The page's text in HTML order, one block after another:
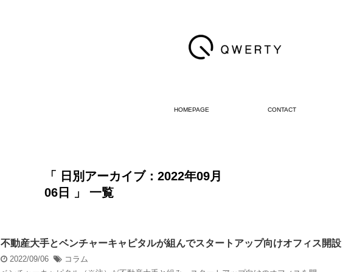
HOMEPAGE CONTACT
「 日別アーカイブ：2022年09月
06日 」 一覧
不動産大手とベンチャーキャピタルが組んでスタートアップ向けオフィス開設
2022/09/06
コラム